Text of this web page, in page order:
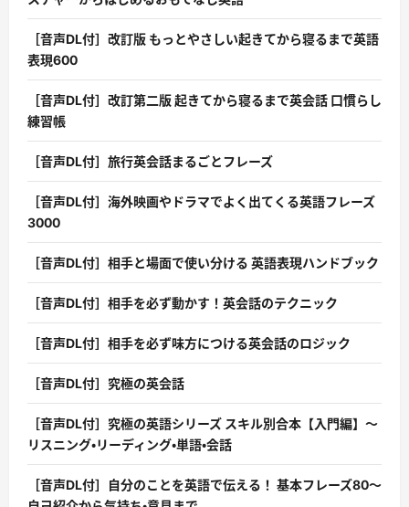
［音声DL付］改訂版 もっとやさしい起きてから寝るまで英語
表現600
［音声DL付］改訂第二版 起きてから寝るまで英会話 口慣らし
練習帳
［音声DL付］旅行英会話まるごとフレーズ
［音声DL付］海外映画やドラマでよく出てくる英語フレーズ
3000
［音声DL付］相手と場面で使い分ける 英語表現ハンドブック
［音声DL付］相手を必ず動かす！英会話のテクニック
［音声DL付］相手を必ず味方につける英会話のロジック
［音声DL付］究極の英会話
［音声DL付］究極の英語シリーズ スキル別合本【入門編】〜
リスニング・リーディング・単語・会話
［音声DL付］自分のことを英語で伝える！ 基本フレーズ80〜